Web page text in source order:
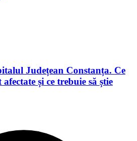
Județean Constanța. Ce
și ce trebuie să știe